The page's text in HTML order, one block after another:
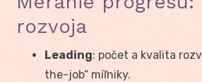
rozvoja
Leading: počet a kvalita
the-job“ míľniky.